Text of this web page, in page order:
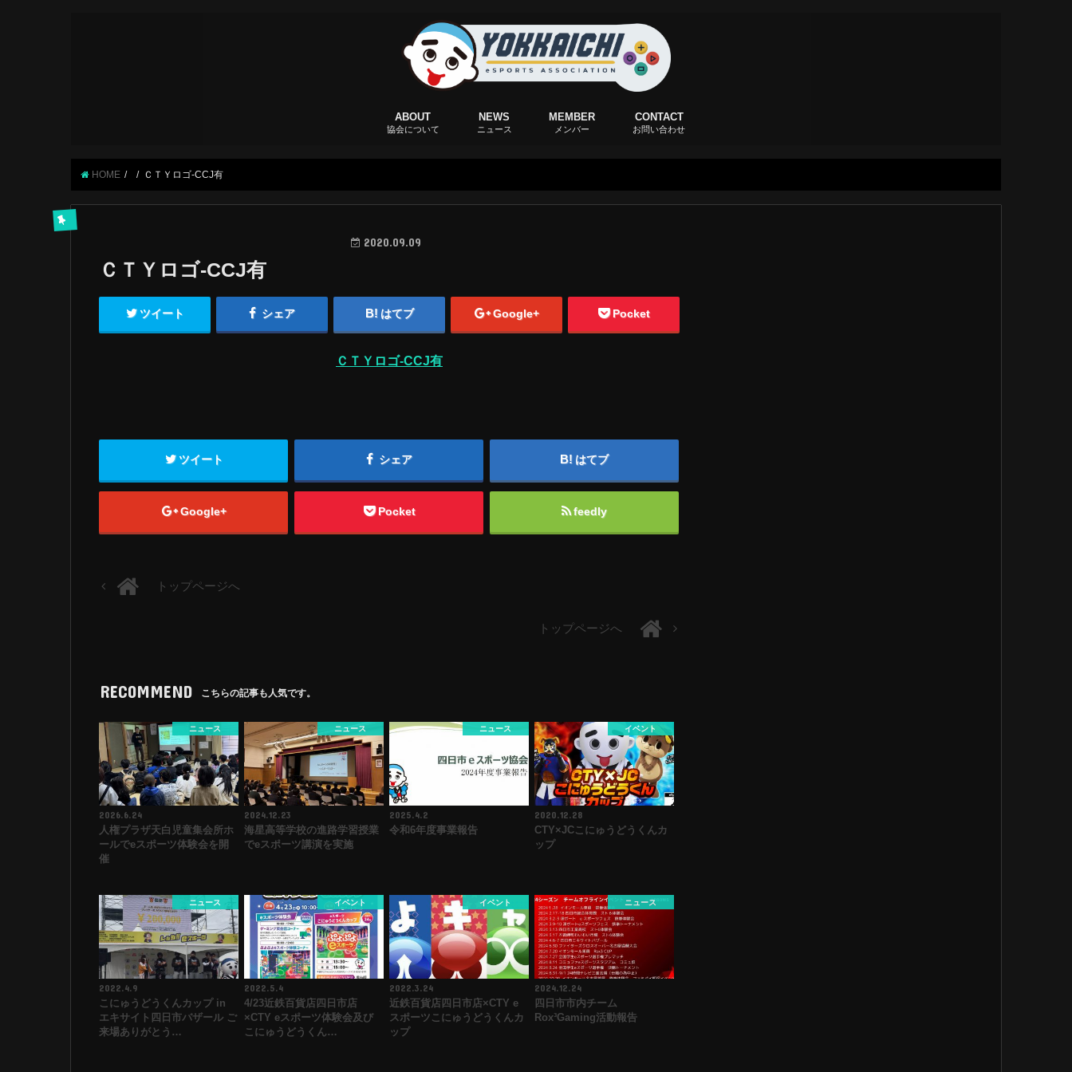
ABOUT
協会について
NEWS
ニュース
MEMBER
メンバー
CONTACT
お問い合わせ
HOME ＣＴＹロゴ-CCJ有
2020.09.09
ＣＴＹロゴ-CCJ有
ツイート シェア はてブ Google+ Pocket
ＣＴＹロゴ-CCJ有
ツイート シェア はてブ
Google+ Pocket feedly
トップページへ
トップページへ
RECOMMEND こちらの記事も人気です。
ニュース
2026.6.24
人権プラザ天白児童集会所ホ
ールでeスポーツ体験会を開
催
ニュース
2024.12.23
海星高等学校の進路学習授業
でeスポーツ講演を実施
ニュース
2025.4.2
令和6年度事業報告
イベント
2020.12.28
CTY×JCこにゅうどうくんカ
ップ
ニュース
2022.4.9
こにゅうどうくんカップ in
エキサイト四日市バザール ご
来場ありがとう…
イベント
2022.5.4
4/23近鉄百貨店四日市店
×CTY eスポーツ体験会及び
こにゅうどうくん…
イベント
2022.3.24
近鉄百貨店四日市店×CTY e
スポーツこにゅうどうくんカ
ップ
ニュース
2024.12.24
四日市市内チーム
Rox³Gaming活動報告